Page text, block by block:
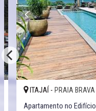
ITAJAÍ - PRAIA BRAVA
Apartamento no